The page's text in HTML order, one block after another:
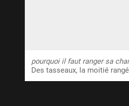
pourquoi il faut ranger sa
Des tasseaux, la moitié